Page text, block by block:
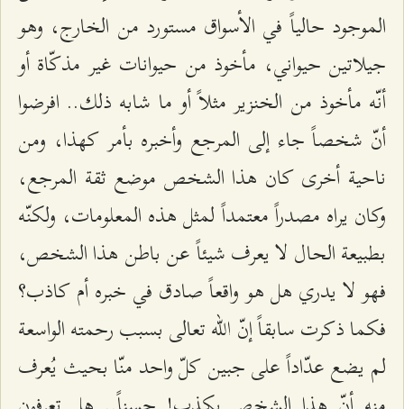
الموجود حالياً في الأسواق مستورد من الخارج، وهو
جيلاتين حيواني، مأخوذ من حيوانات غير مذكّاة أو
أنّه مأخوذ من الخنزير مثلاً أو ما شابه ذلك.. افرضوا
أنّ شخصاً جاء إلى المرجع وأخبره بأمر كهذا، ومن
ناحية أخرى كان هذا الشخص موضع ثقة المرجع،
وكان يراه مصدراً معتمداً لمثل هذه المعلومات، ولكنّه
بطبيعة الحال لا يعرف شيئاً عن باطن هذا الشخص،
فهو لا يدري هل هو واقعاً صادق في خبره أم كاذب؟
فكما ذكرت سابقاً إنّ الله تعالى بسبب رحمته الواسعة
لم يضع عدّاداً على جبين كلّ واحد منّا بحيث يُعرف